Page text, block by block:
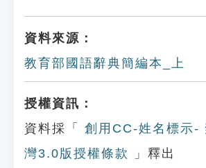
資料來源：
教育部國語辭典簡編本_上
授權資訊：
資料採「
創用CC-姓名標示-
灣3.0版授權條款
」釋出